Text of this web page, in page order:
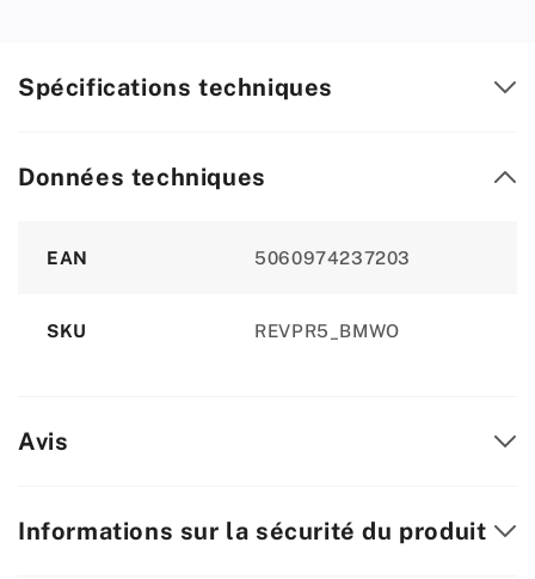
Spécifications techniques
Données techniques
EAN
5060974237203
SKU REVPR5_BMWO
Avis
Informations sur la sécurité du produit